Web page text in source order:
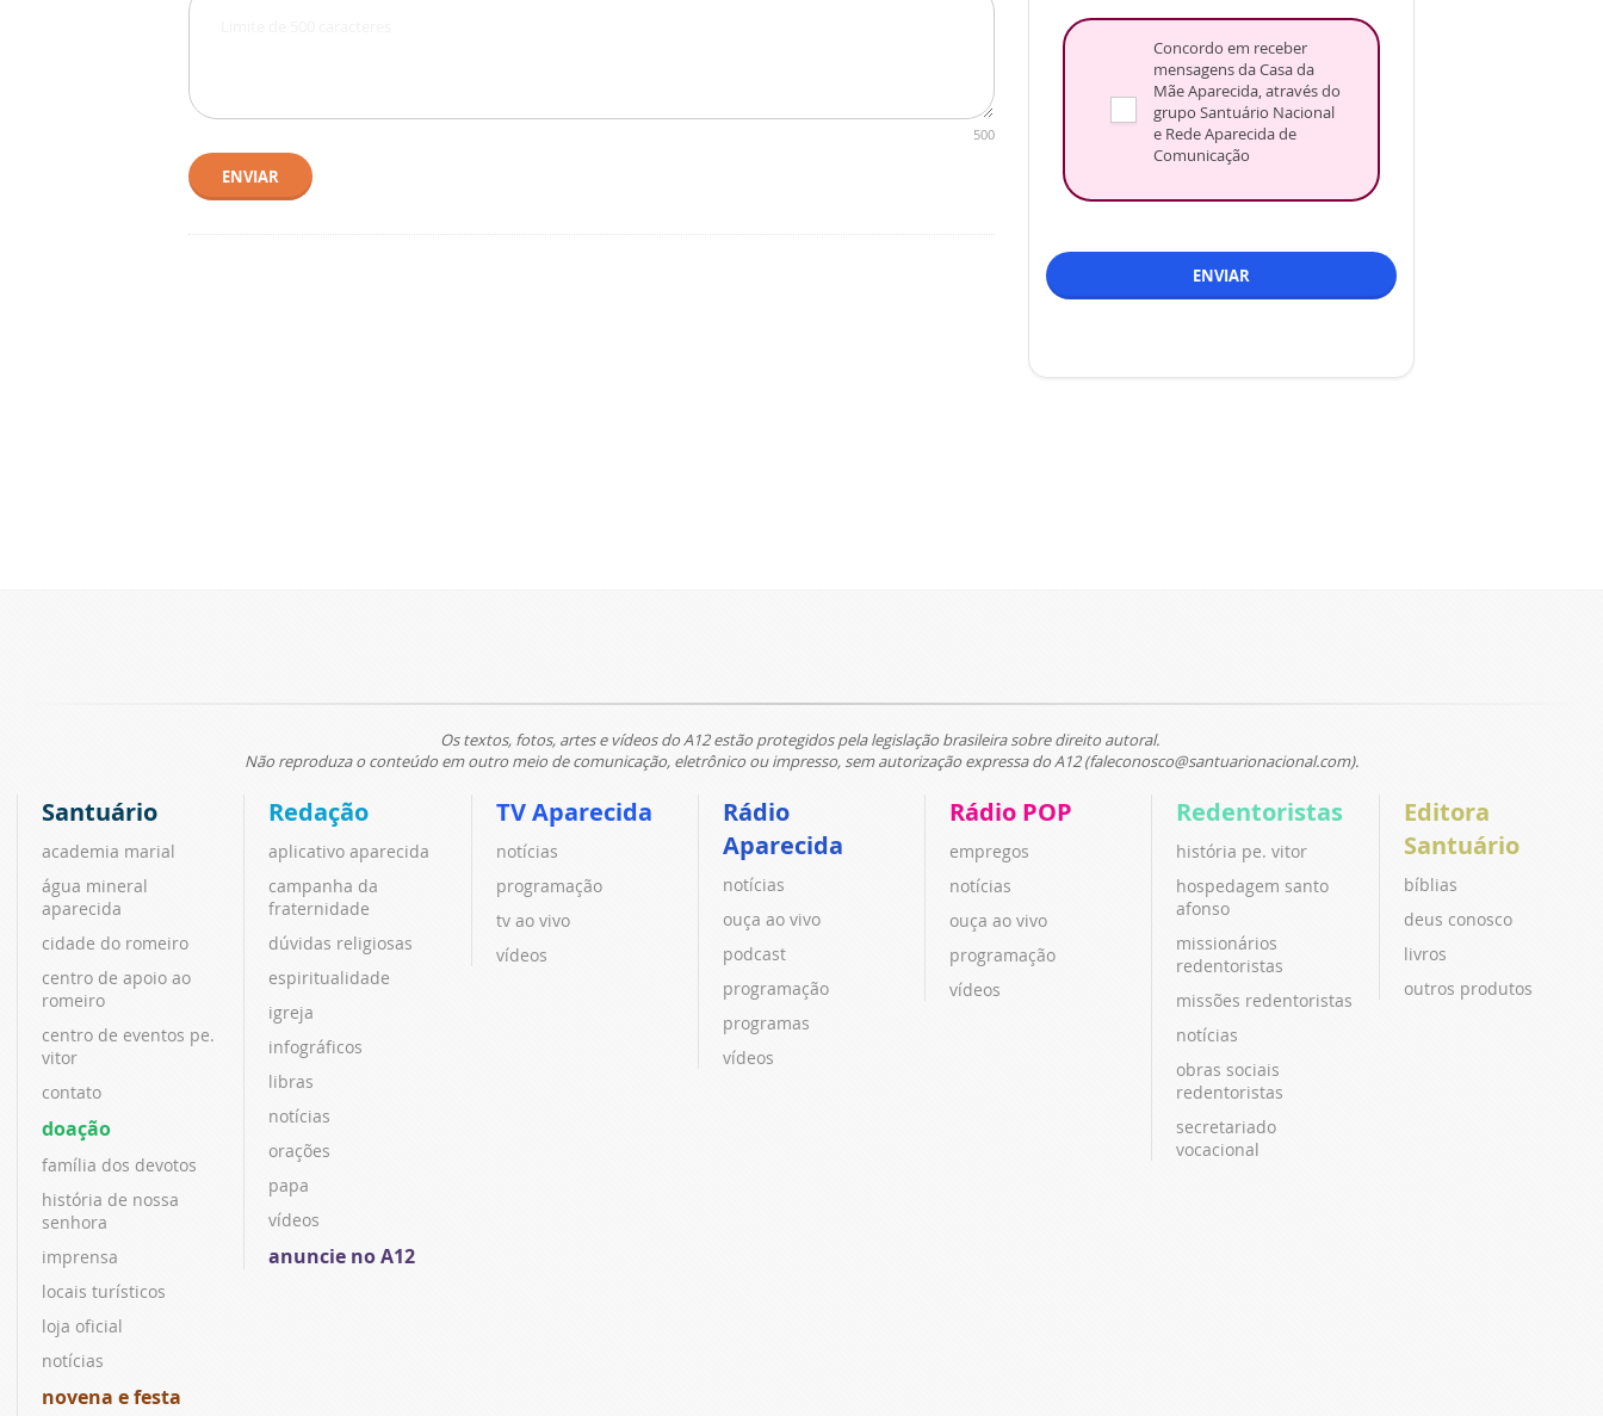
500
ENVIAR
Concordo em receber
mensagens da Casa da
Mãe Aparecida, através do
grupo Santuário Nacional
e Rede Aparecida de
Comunicação
ENVIAR
Os textos, fotos, artes e vídeos do A12 estão protegidos pela legislação brasileira sobre direito autoral.
Não reproduza o conteúdo em outro meio de comunicação, eletrônico ou impresso, sem autorização expressa do A12 (faleconosco@santuarionacional.com).
Santuário
academia marial
água mineral
aparecida
cidade do romeiro
centro de apoio ao
romeiro
centro de eventos pe.
vitor
contato
doação
família dos devotos
história de nossa
senhora
imprensa
locais turísticos
loja oficial
notícias
novena e festa
Redação
aplicativo aparecida
campanha da
fraternidade
dúvidas religiosas
espiritualidade
igreja
infográficos
libras
notícias
orações
papa
vídeos
anuncie no A12
TV Aparecida
notícias
programação
tv ao vivo
vídeos
Rádio
Aparecida
notícias
ouça ao vivo
podcast
programação
programas
vídeos
Rádio POP
empregos
notícias
ouça ao vivo
programação
vídeos
Redentoristas
história pe. vitor
hospedagem santo
afonso
missionários
redentoristas
missões redentoristas
notícias
obras sociais
redentoristas
secretariado
vocacional
Editora
Santuário
bíblias
deus conosco
livros
outros produtos